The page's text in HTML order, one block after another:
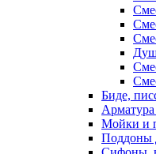
Биде,
Мойки и
Поддоны